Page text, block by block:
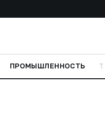
ПРОМЫШЛЕННОСТЬ